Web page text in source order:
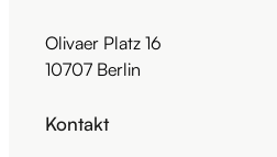
Olivaer Platz 16
10707 Berlin
Kontakt